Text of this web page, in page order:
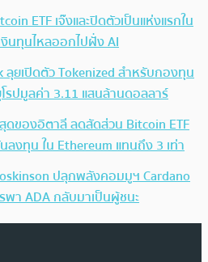
ETF เจ๊งและปิดตัวเป็นแห่งแรกใน
นทุนไหลออกไปฝั่ง AI
ลุยเปิดตัว Tokenized สำหรับกองทุน
รปมูลค่า 3.11 แสนล้านดอลลาร์
ของอิตาลี ลดสัดส่วน Bitcoin ETF
ลงทุน ใน Ethereum แทนถึง 3 เท่า
ปลุกพลังคอมมูฯ Cardano
า ADA กลับมาเป็นผู้ชนะ